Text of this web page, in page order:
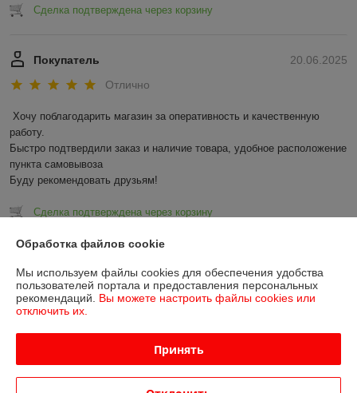
Сделка подтверждена через корзину
20.06.2025
Покупатель
Отлично
Хочу поблагодарить магазин за оперативность и качественную
работу.
Быстро подтвердили заказ и наличие товара, удобное расположение
пункта самовывоза
Буду рекомендовать друзьям!
Сделка подтверждена через корзину
Показать все отзывы
О нас
Доставка и оплата
Обработка файлов cookie
Мы используем файлы cookies для обеспечения удобства
пользователей портала и предоставления персональных
рекомендаций. Вы можете настроить файлы cookies или
отключить их.
Принять